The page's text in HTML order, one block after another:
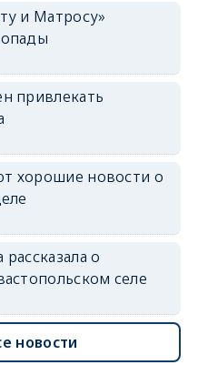
и Матросу»
привлекать
хорошие новости о
о
селе
новости